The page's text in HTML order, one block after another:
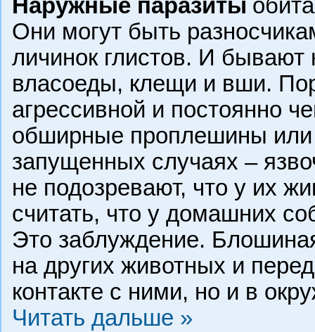
Наружные паразиты
Они могут быть
личинок глистов. И бывают
власоеды, клещи и вши.
агрессивной и постоянно
обширные проплешины или
запущенных случаях –
не подозревают, что у их
считать, что у домашних
Это заблуждение.
на других животных и
контакте с ними, но и в
Читать дальше »